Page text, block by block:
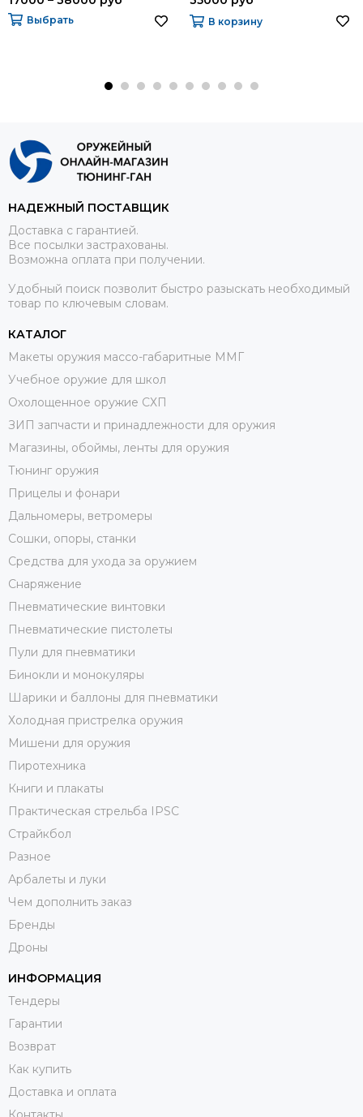
Выбрать В корзину
НАДЕЖНЫЙ ПОСТАВЩИК
Доставка с гарантией.
Все посылки застрахованы.
Возможна оплата при получении.
Удобный поиск позволит быстро разыскать необходимый
товар по ключевым словам.
КАТАЛОГ
Макеты оружия массо-габаритные ММГ
Учебное оружие для школ
Охолощенное оружие СХП
ЗИП запчасти и принадлежности для оружия
Магазины, обоймы, ленты для оружия
Тюнинг оружия
Прицелы и фонари
Дальномеры, ветромеры
Сошки, опоры, станки
Средства для ухода за оружием
Снаряжение
Пневматические винтовки
Пневматические пистолеты
Пули для пневматики
Бинокли и монокуляры
Шарики и баллоны для пневматики
Холодная пристрелка оружия
Мишени для оружия
Пиротехника
Книги и плакаты
Практическая стрельба IPSC
Страйкбол
Разное
Арбалеты и луки
Чем дополнить заказ
Бренды
Дроны
ИНФОРМАЦИЯ
Тендеры
Гарантии
Возврат
Как купить
Доставка и оплата